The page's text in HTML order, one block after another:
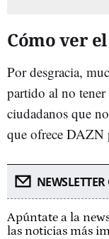
Cómo ver
Por desgracia,
partido al no tener
ciudadanos que
que ofrece DAZN
Apúntate a la
las noticias más